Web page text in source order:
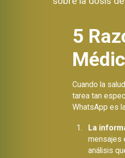
5
Cuando la
tarea tan
WhatsApp es
La
mensajes
análisis